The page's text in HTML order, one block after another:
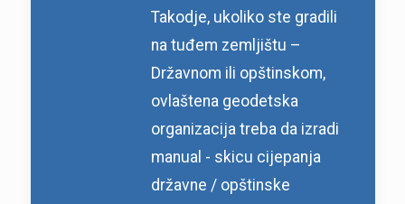
Takodje, ukoliko ste gradili
na tuđem zemljištu –
Državnom ili opštinskom,
ovlaštena geodetska
organizacija treba da izradi
manual - skicu cijepanja
državne / opštinske